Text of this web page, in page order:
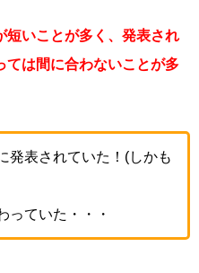
短いことが多く、発表され
ては間に合わないことが多
発表されていた！(しかも
っていた・・・